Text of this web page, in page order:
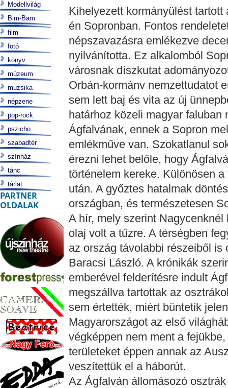
Kihelyezett kormányülést
én Sopronban. Fontos
népszavazásra emlékezve
nyilvánította. Ez alkalomból
városnak díszkutat
Orbán-kormánv nemzettudatot
sem lett baj és vita az új
határhoz közeli magyar
Ágfalvának, ennek a Sopron
emlékműve van. Szokatlanul
érezni lehet belőle, hogy
történelem kereke. Különösen
után. A győztes hatalmak
országban, és természetesen
A hír, mely szerint
olaj volt a tűzre. A térségben
az ország távolabbi részeiből
Baracsi László. A krónikák
emberével felderítésre indult
megszállva tartottak az
sem értették, miért büntetik
Magyarországot az első
végképpen nem ment a
területeket éppen annak az
veszítettük el a háborút.
Az Ágfalván állomásozó
Modellvilág
Bim-Bam
film
fotó
könyv
múzeum
muzsika
népzene
pop-rock
pszicho
szabadtér
színház
tánc
tárlat
PARTNER
OLDALAK